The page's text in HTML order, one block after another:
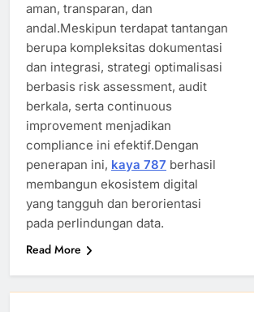
aman, transparan, dan
andal.Meskipun terdapat tantangan
berupa kompleksitas dokumentasi
dan integrasi, strategi optimalisasi
berbasis risk assessment, audit
berkala, serta continuous
improvement menjadikan
compliance ini efektif.Dengan
penerapan ini, kaya 787 berhasil
membangun ekosistem digital
yang tangguh dan berorientasi
pada perlindungan data.
Read More